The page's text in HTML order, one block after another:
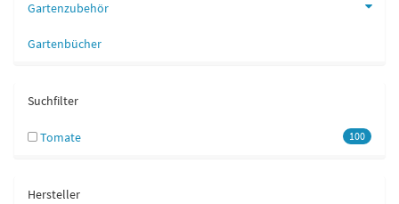
Gartenzubehör
Gartenbücher
Suchfilter
100
Tomate
Hersteller